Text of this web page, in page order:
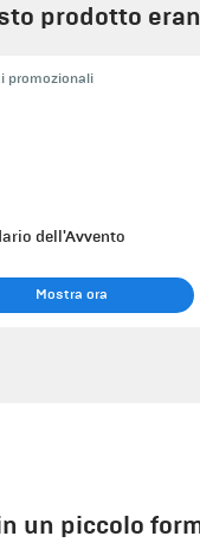
prodotto
promozionali
dell'Avvento
Mostra ora
un piccolo